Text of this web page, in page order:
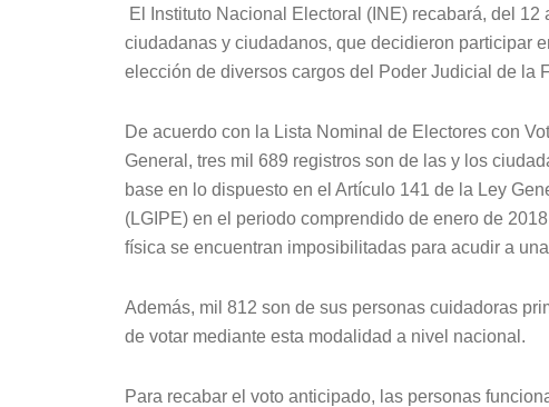
El Instituto Nacional Electoral (INE) recabará, del
ciudadanas y ciudadanos, que decidieron participar
elección de diversos cargos del Poder Judicial de la
De acuerdo con la Lista Nominal de Electores con
General, tres mil 689 registros son de las y los
base en lo dispuesto en el Artículo 141 de la Ley
(LGIPE) en el periodo comprendido de enero de
física se encuentran imposibilitadas para acudir a
Además, mil 812 son de sus personas cuidadoras
de votar mediante esta modalidad a nivel nacional.
Para recabar el voto anticipado, las personas